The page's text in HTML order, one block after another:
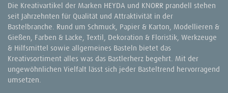
Die Kreativartikel der Marken HEYDA und KNORR prandell stehen
seit Jahrzehnten für Qualität und Attraktivität in der
Bastelbranche. Rund um Schmuck, Papier & Karton, Modellieren &
Gießen, Farben & Lacke, Textil, Dekoration & Floristik, Werkzeuge
& Hilfsmittel sowie allgemeines Basteln bietet das
Kreativsortiment alles was das Bastlerherz begehrt. Mit der
ungewöhnlichen Vielfalt lässt sich jeder Basteltrend hervorragend
umsetzen.